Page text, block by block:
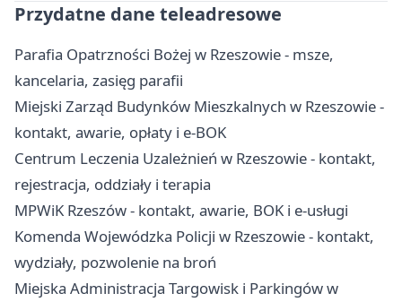
Przydatne dane teleadresowe
Parafia Opatrzności Bożej w Rzeszowie - msze,
kancelaria, zasięg parafii
Miejski Zarząd Budynków Mieszkalnych w Rzeszowie -
kontakt, awarie, opłaty i e-BOK
Centrum Leczenia Uzależnień w Rzeszowie - kontakt,
rejestracja, oddziały i terapia
MPWiK Rzeszów - kontakt, awarie, BOK i e-usługi
Komenda Wojewódzka Policji w Rzeszowie - kontakt,
wydziały, pozwolenie na broń
Miejska Administracja Targowisk i Parkingów w